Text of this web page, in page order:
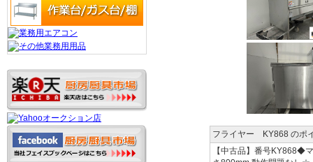
フライヤー KY868 のポ
【中古品】番号